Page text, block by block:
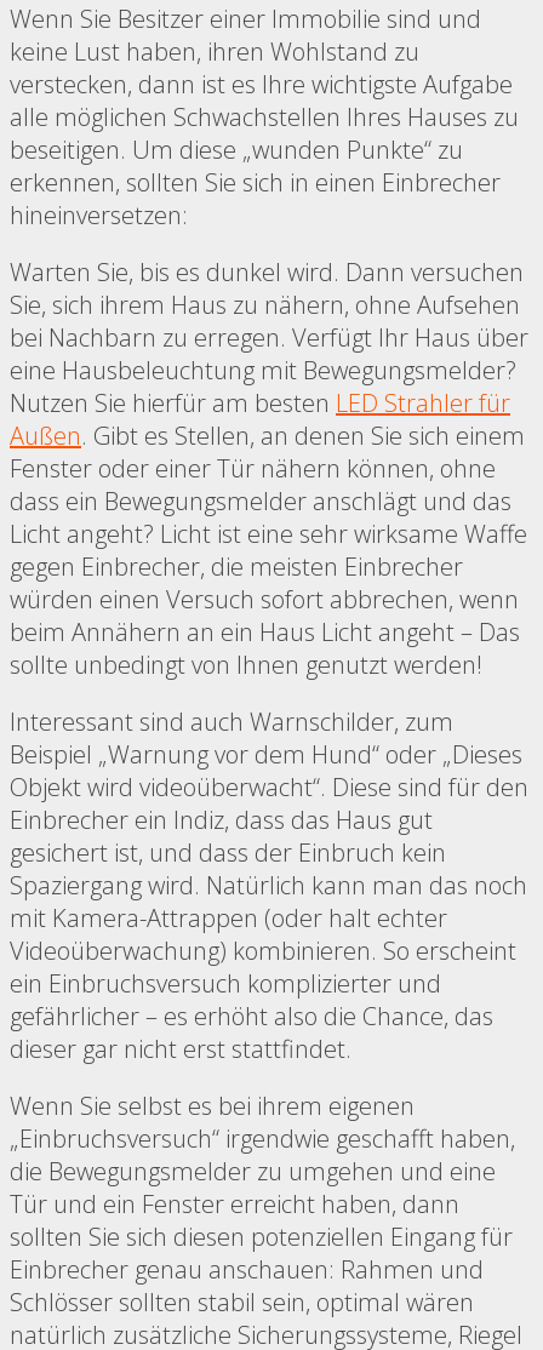
Wenn Sie Besitzer einer Immobilie sind und
keine Lust haben, ihren Wohlstand zu
verstecken, dann ist es Ihre wichtigste Aufgabe
alle möglichen Schwachstellen Ihres Hauses zu
beseitigen. Um diese „wunden Punkte“ zu
erkennen, sollten Sie sich in einen Einbrecher
hineinversetzen:
Warten Sie, bis es dunkel wird. Dann versuchen
Sie, sich ihrem Haus zu nähern, ohne Aufsehen
bei Nachbarn zu erregen. Verfügt Ihr Haus über
eine Hausbeleuchtung mit Bewegungsmelder?
Nutzen Sie hierfür am besten LED Strahler für
Außen. Gibt es Stellen, an denen Sie sich einem
Fenster oder einer Tür nähern können, ohne
dass ein Bewegungsmelder anschlägt und das
Licht angeht? Licht ist eine sehr wirksame Waffe
gegen Einbrecher, die meisten Einbrecher
würden einen Versuch sofort abbrechen, wenn
beim Annähern an ein Haus Licht angeht – Das
sollte unbedingt von Ihnen genutzt werden!
Interessant sind auch Warnschilder, zum
Beispiel „Warnung vor dem Hund“ oder „Dieses
Objekt wird videoüberwacht“. Diese sind für den
Einbrecher ein Indiz, dass das Haus gut
gesichert ist, und dass der Einbruch kein
Spaziergang wird. Natürlich kann man das noch
mit Kamera-Attrappen (oder halt echter
Videoüberwachung) kombinieren. So erscheint
ein Einbruchsversuch komplizierter und
gefährlicher – es erhöht also die Chance, das
dieser gar nicht erst stattfindet.
Wenn Sie selbst es bei ihrem eigenen
„Einbruchsversuch“ irgendwie geschafft haben,
die Bewegungsmelder zu umgehen und eine
Tür und ein Fenster erreicht haben, dann
sollten Sie sich diesen potenziellen Eingang für
Einbrecher genau anschauen: Rahmen und
Schlösser sollten stabil sein, optimal wären
natürlich zusätzliche Sicherungssysteme, Riegel